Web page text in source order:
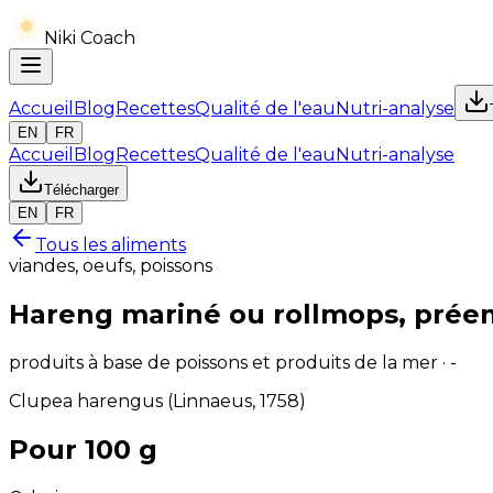
Niki Coach
Accueil BlogRecettesQualité de l'eauNutri-analyse
EN
FR
Accueil BlogRecettesQualité de l'eauNutri-analyse
Télécharger
EN
FR
Tous les aliments
viandes, oeufs, poissons
Hareng mariné ou rollmops,
produits à base de poissons et produits de la mer · -
Clupea harengus (Linnaeus, 1758)
Pour 100 g